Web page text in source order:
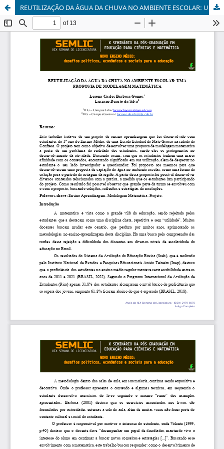
REUTILIZAÇÃO DA ÁGUA DA CHUVA NO AMBIENTE ESCOLAR: UMA PROPOSTA DE MODELAGEM MATEMÁTICA